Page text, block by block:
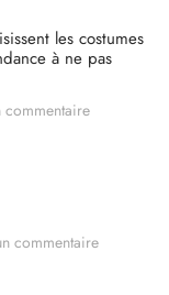
les costumes
à ne pas
commentaire
commentaire